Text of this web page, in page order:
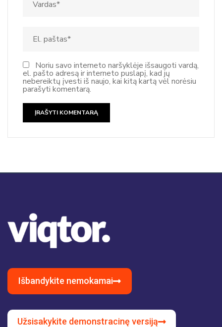
Noriu savo interneto naršyklėje išsaugoti vardą,
el. pašto adresą ir interneto puslapį, kad jų
nebereiktų įvesti iš naujo, kai kitą kartą vėl norėsiu
parašyti komentarą.
Išbandykite nemokamai
Užsisakykite demonstracinę versiją